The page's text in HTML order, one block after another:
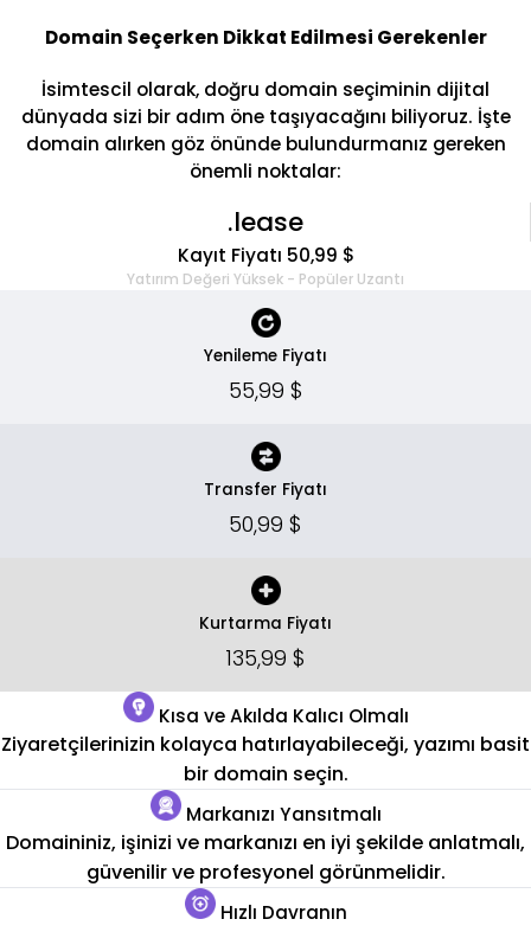
Domain Seçerken Dikkat Edilmesi Gerekenler
İsimtescil olarak, doğru domain seçiminin dijital
dünyada sizi bir adım öne taşıyacağını biliyoruz. İşte
domain alırken göz önünde bulundurmanız gereken
önemli noktalar:
.lease
Kayıt Fiyatı 50,99 $
Yatırım Değeri Yüksek - Popüler Uzantı
Yenileme Fiyatı
55,99 $
Transfer Fiyatı
50,99 $
Kurtarma Fiyatı
135,99 $
Kısa ve Akılda Kalıcı Olmalı
Ziyaretçilerinizin kolayca hatırlayabileceği, yazımı basit
bir domain seçin.
Markanızı Yansıtmalı
Domaininiz, işinizi ve markanızı en iyi şekilde anlatmalı,
güvenilir ve profesyonel görünmelidir.
Hızlı Davranın